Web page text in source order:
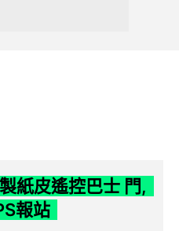
紙皮遙控巴士 門,
報站